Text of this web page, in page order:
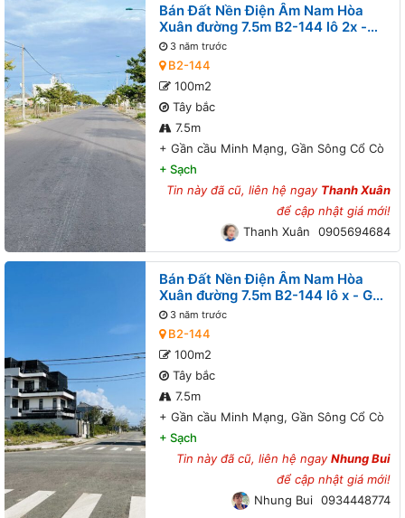
Bán Đất Nền Điện Âm Nam Hòa
Xuân đường 7.5m B2-144 lô 2x -
Gần cầu Minh Mạng, Gần Sông Cổ
Cò
3 năm trước
B2-144
100m2
Tây bắc
7.5m
+ Gần cầu Minh Mạng, Gần Sông Cổ Cò
+ Sạch
Tin này đã cũ, liên hệ ngay Thanh Xuân
để cập nhật giá mới!
Thanh Xuân
0905694684
Bán Đất Nền Điện Âm Nam Hòa
Xuân đường 7.5m B2-144 lô x - Gần
cầu Minh Mạng, Gần Sông Cổ Cò
3 năm trước
B2-144
100m2
Tây bắc
7.5m
+ Gần cầu Minh Mạng, Gần Sông Cổ Cò
+ Sạch
Tin này đã cũ, liên hệ ngayNhung Bui
để cập nhật giá mới!
Nhung Bui 0934448774